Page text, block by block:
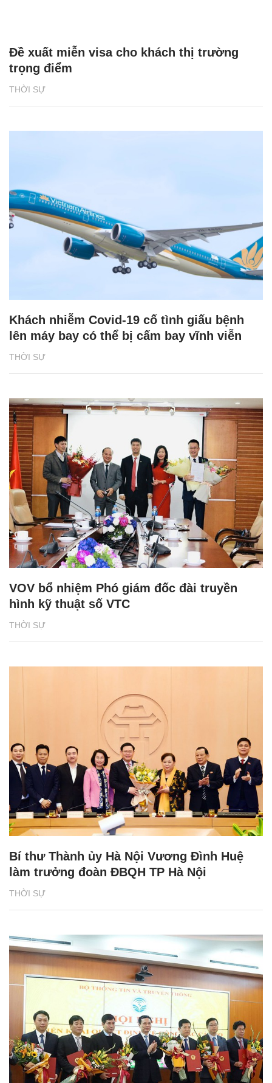
THỜI SỰ
Đề xuất miễn visa cho khách thị trường
trọng điểm
THỜI SỰ
Khách nhiễm Covid-19 cố tình giấu bệnh
lên máy bay có thể bị cấm bay vĩnh viễn
THỜI SỰ
VOV bổ nhiệm Phó giám đốc đài truyền
hình kỹ thuật số VTC
THỜI SỰ
Bí thư Thành ủy Hà Nội Vương Đình Huệ
làm trưởng đoàn ĐBQH TP Hà Nội